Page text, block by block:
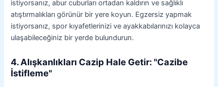
istiyorsanız, abur cuburları ortadan kaldırın ve sağlıklı
atıştırmalıkları görünür bir yere koyun. Egzersiz yapmak
istiyorsanız, spor kıyafetlerinizi ve ayakkabılarınızı kolayca
ulaşabileceğiniz bir yerde bulundurun.
4. Alışkanlıkları Cazip Hale Getir: "Cazibe
İstifleme"